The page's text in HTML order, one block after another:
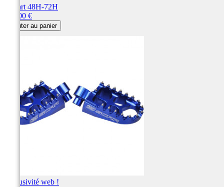
Départ 48H-72H
115,00 €
Ajouter au panier
Exclusivité web !